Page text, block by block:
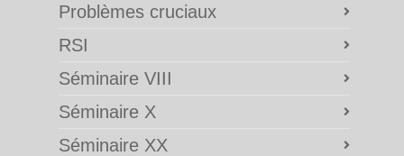
Problèmes cruciaux
RSI
Séminaire VIII
Séminaire X
Séminaire XX